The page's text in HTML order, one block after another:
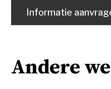
Informatie
Andere